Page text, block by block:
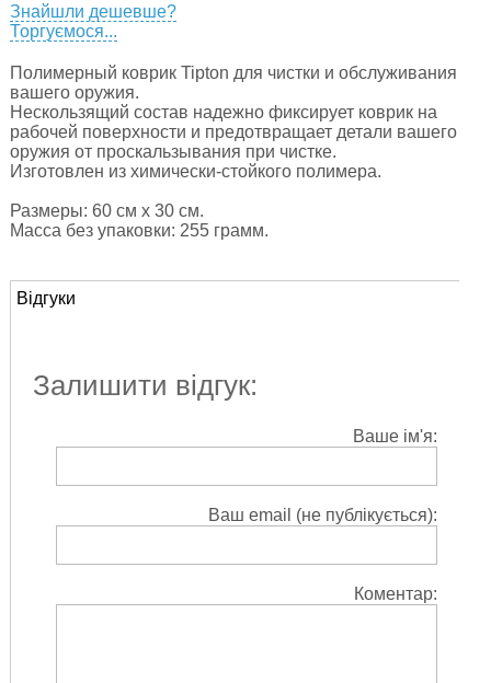
Знайшли дешевше?
Торгуємося...
Полимерный коврик Tipton для чистки и обслуживания
вашего оружия.
Нескользящий состав надежно фиксирует коврик на
рабочей поверхности и предотвращает детали вашего
оружия от проскальзывания при чистке.
Изготовлен из химически-стойкого полимера.
Размеры: 60 см х 30 см.
Масса без упаковки: 255 грамм.
Відгуки
Залишити відгук:
Ваше ім'я:
Ваш email (не публікується):
Коментар: